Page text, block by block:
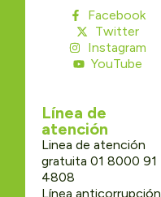
Facebook
Twitter
Instagram
YouTube
Línea de
atención
Linea de atención
gratuita 01 8000 91
4808
Línea anticorrupción